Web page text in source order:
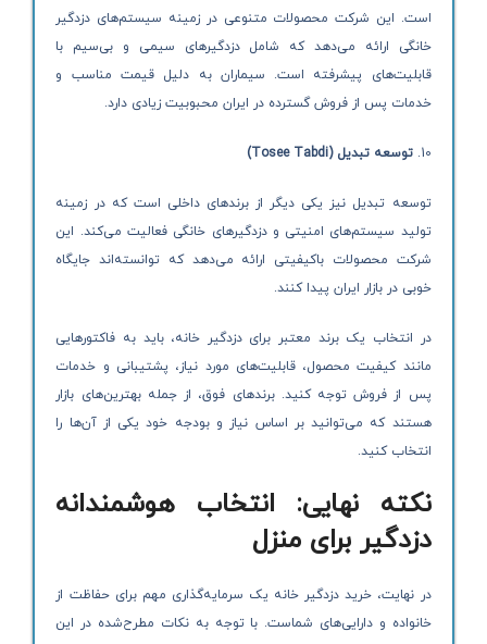
است. این شرکت محصولات متنوعی در زمینه سیستم‌های دزدگیر
خانگی ارائه می‌دهد که شامل دزدگیرهای سیمی و بی‌سیم با
قابلیت‌های پیشرفته است. سیماران به دلیل قیمت مناسب و
خدمات پس از فروش گسترده در ایران محبوبیت زیادی دارد.
توسعه تبدیل (Tosee Tabdi
)
توسعه تبدیل نیز یکی دیگر از برندهای داخلی است که در زمینه
تولید سیستم‌های امنیتی و دزدگیرهای خانگی فعالیت می‌کند. این
شرکت محصولات باکیفیتی ارائه می‌دهد که توانسته‌اند جایگاه
خوبی در بازار ایران پیدا کنند.
در انتخاب یک برند معتبر برای دزدگیر خانه، باید به فاکتورهایی
مانند کیفیت محصول، قابلیت‌های مورد نیاز، پشتیبانی و خدمات
پس از فروش توجه کنید. برندهای فوق، از جمله بهترین‌های بازار
هستند که می‌توانید بر اساس نیاز و بودجه خود یکی از آن‌ها را
انتخاب کنید.
نکته نهایی: انتخاب هوشمندانه
دزدگیر برای منزل
در نهایت، خرید دزدگیر خانه یک سرمایه‌گذاری مهم برای حفاظت از
خانواده و دارایی‌های شماست. با توجه به نکات مطرح‌شده در این